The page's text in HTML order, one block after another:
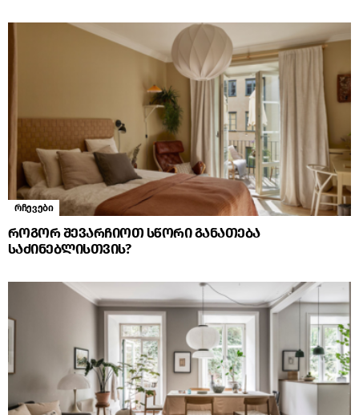
რჩევები
როგორ შევარჩიოთ სწორი განათება
საძინებლისთვის?